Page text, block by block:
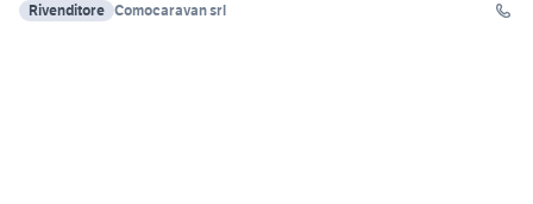
Rivenditore Comocaravan srl